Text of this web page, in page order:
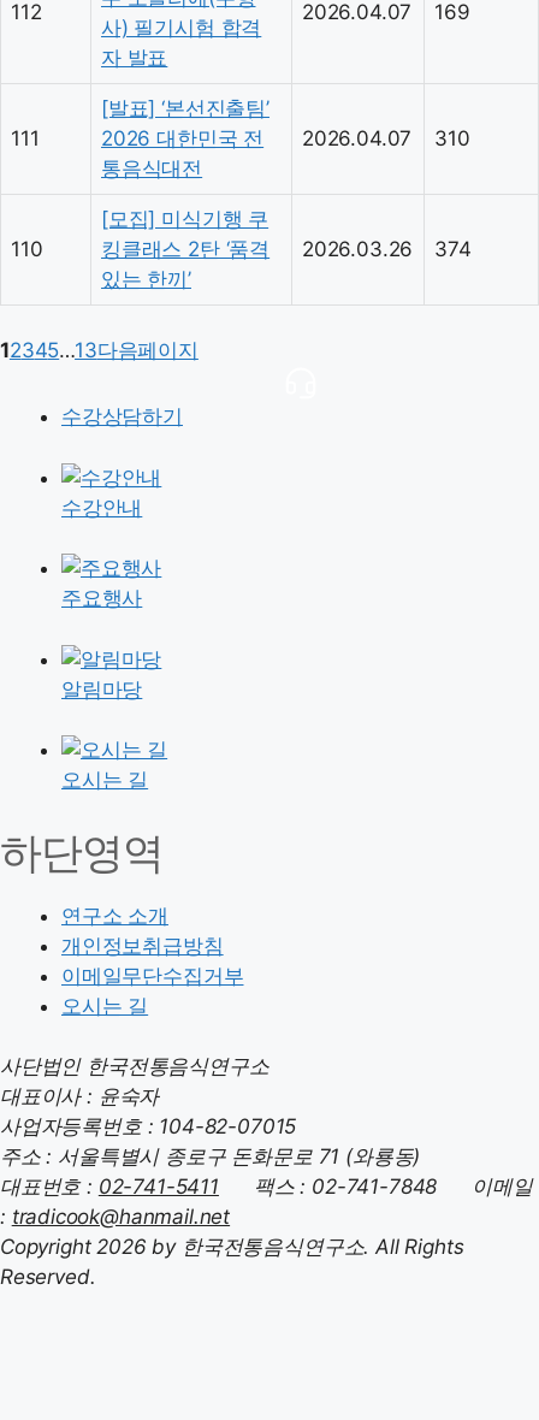
112
사) 필기시험 합격
자 발표
2026.04.07 169
111
[발표] ‘본선진출팀’
2026 대한민국 전
통음식대전
2026.04.07 310
110
[모집] 미식기행 쿠
킹클래스 2탄 ‘품격
있는 한끼’
2026.03.26 374
12345…13다음페이지
수강상담하기
수강안내
주요행사
알림마당
오시는 길
하단영역
연구소 소개
개인정보취급방침
이메일무단수집거부
오시는 길
사단법인 한국전통음식연구소
대표이사 : 윤숙자
사업자등록번호 : 104-82-07015
주소 : 서울특별시 종로구 돈화문로 71 (와룡동)
대표번호 : 02-741-5411 팩스 : 02-741-7848 이메일
: tradicook@hanmail.net
Copyright 2026 by 한국전통음식연구소. All Rights
Reserved.